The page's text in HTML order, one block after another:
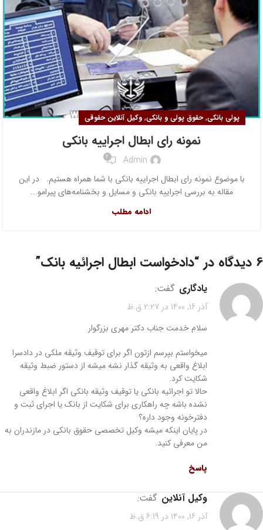
پولی بانکی,حقوق پولی و بانکی, وکیل آنلاین حقوقی
نمونه رای ابطال اجراییه بانکی
Admin
2
با موضوع نمونه رای ابطال اجراییه بانکی با شما همراه هستیم. در این
مقاله به بررسی اجراییه بانکی و مسایل و بخشنامه‌های پیرامو...
ادامه مطلب
6 دیدگاه در “ دادخواست ابطال اجرائیه بانک”
یادگاری گفت:
آذر 16, 1400 در 2:27 ق.ظ
سلام خدمت جناب دکتر مهری بزرگوار
میخواستم بپرسم ازتون اگر برای توقیف وثیقه ملکی در دادسرا
ابلاغ واقعی به وثیقه گذار نشه میشه از دستور ضبط وثیقه
شکایت کرد.
حالا تو اجرائیه بانکی یا توقیف وثیقه بانکی اگر ابلاغ واقعی
نشده باشه چه راهکاری برای شکایت از بانک یا اجرای ثبت و
دفترخونه وجود داره؟
در پایان اینکه میشه وکیل تخصصی حقوق بانکی در مازندران به
من معرفی کنید.
پاسخ
وکیل آنلاین گفت:
آذر 16, 1400 در 6:19 ق.ظ